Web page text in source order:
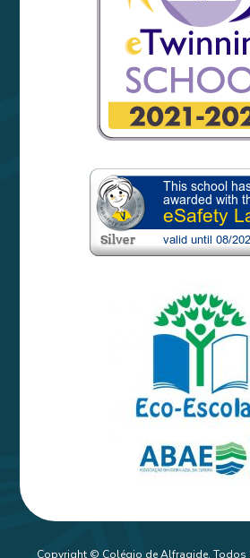
Copyright © Colégio de Alfragide. Todos